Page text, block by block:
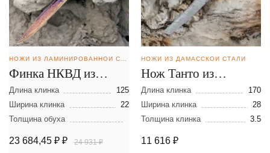
НОЖИ ИЗ ЛАМИНИРОВАННОЙ СТАЛИ
Финка НКВД из
ламинированной
стали
Длина клинка
125
Ширина клинка
22
Толщина обуха
23 684,45 ₽ ₽ 24 931 ₽
НОЖИ ИЗ ДАМАССКОЙ СТАЛИ
Нож Танто из
дамасской стали
Длина клинка
170
Ширина клинка
28
Толщина клинка
3.5
11 616 ₽